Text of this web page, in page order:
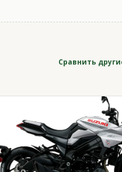
Сравнить